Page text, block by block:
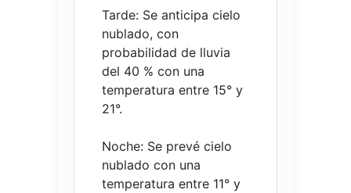
Tarde: Se anticipa cielo
nublado, con
probabilidad de lluvia
del 40 % con una
temperatura entre 15° y
21°.
Noche: Se prevé cielo
nublado con una
temperatura entre 11° y